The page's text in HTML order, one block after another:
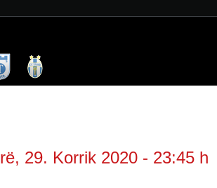
29. Korrik 2020 - 23:45 h